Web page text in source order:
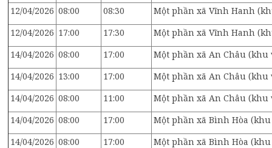
12/04/2026 08:00 08:30
Một phần xã Vĩnh Hanh
12/04/2026 17:00 17:30
Một phần xã Vĩnh Hanh
14/04/2026 08:00 17:00
Một phần xã An Châu (khu
14/04/2026 13:00 17:00
Một phần xã An Châu
14/04/2026 08:00 11:00
Một phần xã An Châu (khu
14/04/2026 08:00 17:00
Một phần xã Bình Hòa
14/04/2026 08:00 17:00
Một phần xã Bình Hòa